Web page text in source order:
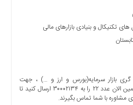
تکنیکال و بنیادی بازارهای مالی
گری بازار سرمایه(بورس و ارز و …) ، جهت
استفاده از مشاوره رایگان همین الان عدد ۲۲ را به ۳۰۰۰۲۱۳۴ ارسال کنید تا
مشاوره با شما تماس بگیرند.